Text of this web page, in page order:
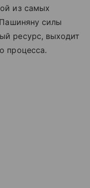
из самых
силы
ресурс, выходит
процесса.